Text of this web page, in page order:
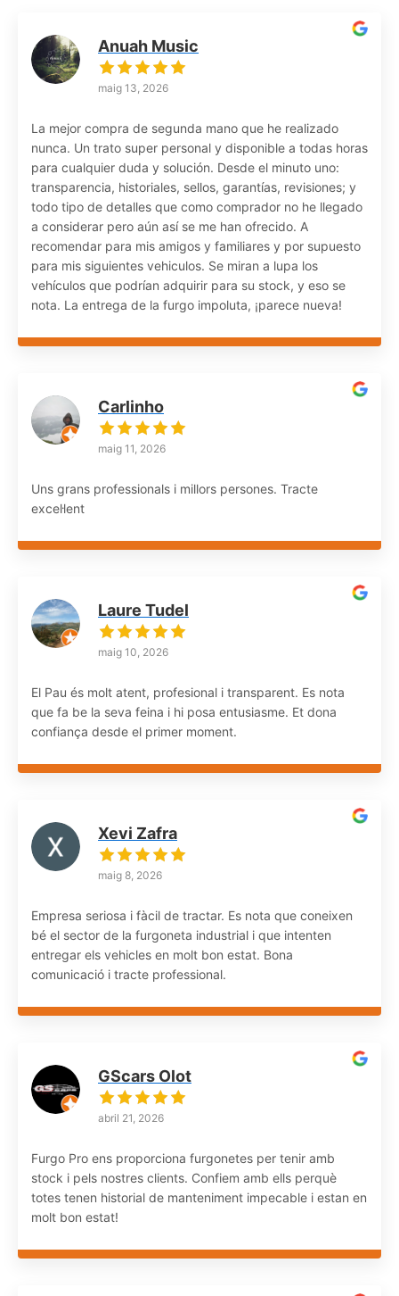
Anuah Music
maig 13, 2026
La mejor compra de segunda mano que he realizado
nunca. Un trato super personal y disponible a todas horas
para cualquier duda y solución. Desde el minuto uno:
transparencia, historiales, sellos, garantías, revisiones; y
todo tipo de detalles que como comprador no he llegado
a considerar pero aún así se me han ofrecido. A
recomendar para mis amigos y familiares y por supuesto
para mis siguientes vehiculos. Se miran a lupa los
vehículos que podrían adquirir para su stock, y eso se
nota. La entrega de la furgo impoluta, ¡parece nueva!
Carlinho
maig 11, 2026
Uns grans professionals i millors persones. Tracte
excel·lent
Laure Tudel
maig 10, 2026
El Pau és molt atent, profesional i transparent. Es nota
que fa be la seva feina i hi posa entusiasme. Et dona
confiança desde el primer moment.
Xevi Zafra
maig 8, 2026
Empresa seriosa i fàcil de tractar. Es nota que coneixen
bé el sector de la furgoneta industrial i que intenten
entregar els vehicles en molt bon estat. Bona
comunicació i tracte professional.
GScars Olot
abril 21, 2026
Furgo Pro ens proporciona furgonetes per tenir amb
stock i pels nostres clients. Confiem amb ells perquè
totes tenen historial de manteniment impecable i estan en
molt bon estat!